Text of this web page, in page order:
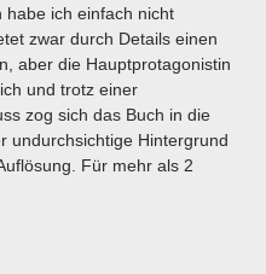
habe ich einfach nicht
zwar durch Details einen
aber die Hauptprotagonistin
und trotz einer
zog sich das Buch in die
undurchsichtige Hintergrund
Für mehr als 2